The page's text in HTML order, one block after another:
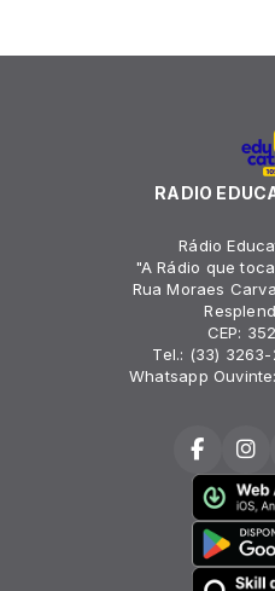
RADIO
Rádio
"A Rádio que
Rua Moraes
CEP:
Tel.: (33)
Whatsapp